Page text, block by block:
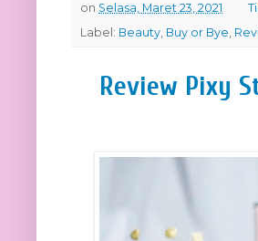
on Selasa, Maret 23, 2021
Label: Beauty, Buy or Bye,
Review Pixy